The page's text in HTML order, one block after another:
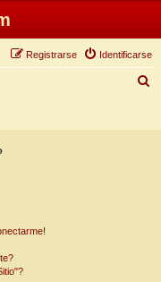
Identificarse
Registrarse